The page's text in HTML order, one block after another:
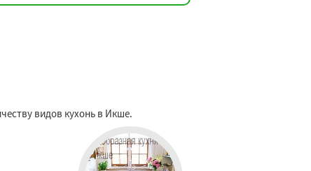
видов кухонь в Икше.